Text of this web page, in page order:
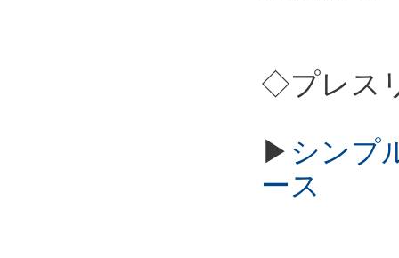
◇プレス
▶ シンプ
ース